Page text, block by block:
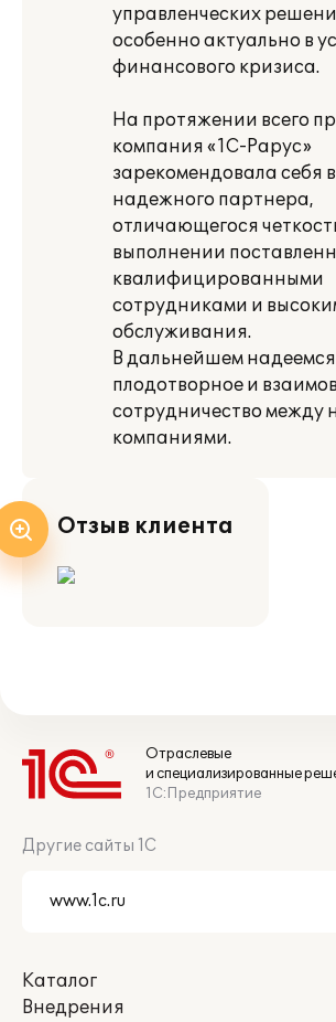
управленческих
особенно актуально в
финансового кризиса.
На протяжении всего
компания «1С-Рарус»
зарекомендовала себя
надежного партнера,
отличающегося
выполнении
квалифицированными
сотрудниками и
обслуживания.
В дальнейшем
плодотворное и
сотрудничество между
компаниями.
Отзыв клиента
Отраслевые
и специализированные
1С:Предприятие
Другие сайты 1С
Каталог
Внедрения